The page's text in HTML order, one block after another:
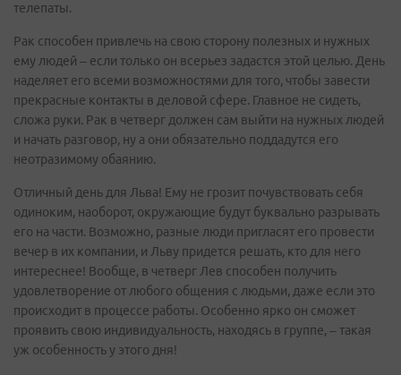
телепаты.
Рак способен привлечь на свою сторону полезных и нужных
ему людей – если только он всерьез задастся этой целью. День
наделяет его всеми возможностями для того, чтобы завести
прекрасные контакты в деловой сфере. Главное не сидеть,
сложа руки. Рак в четверг должен сам выйти на нужных людей
и начать разговор, ну а они обязательно поддадутся его
неотразимому обаянию.
Отличный день для Льва! Ему не грозит почувствовать себя
одиноким, наоборот, окружающие будут буквально разрывать
его на части. Возможно, разные люди пригласят его провести
вечер в их компании, и Льву придется решать, кто для него
интереснее! Вообще, в четверг Лев способен получить
удовлетворение от любого общения с людьми, даже если это
происходит в процессе работы. Особенно ярко он сможет
проявить свою индивидуальность, находясь в группе, – такая
уж особенность у этого дня!